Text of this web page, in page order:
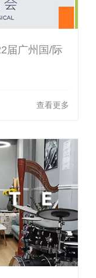
届广州国/际
查看更多